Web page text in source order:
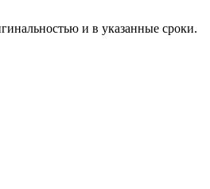
и в указанные сроки.